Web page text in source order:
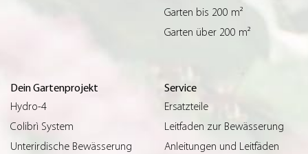
Garten bis 200 m²
Garten über 200 m²
Dein Gartenprojekt
Hydro-4
Colibrì System
Unterirdische Bewässerung
Service
Ersatzteile
Leitfaden zur Bewässerung
Anleitungen und Leitfäden